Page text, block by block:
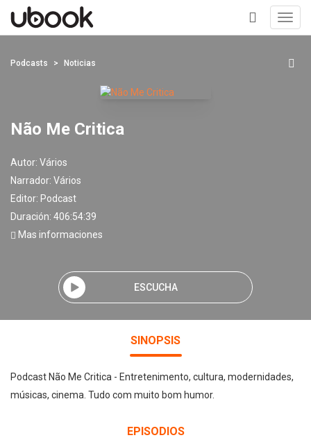
+
Podcasts Noticias
Não Me Critica
Autor: Vários
Narrador: Vários
Editor: Podcast
Duración: 406:54:39
Mas informaciones
ESCUCHA
SINOPSIS
Podcast Não Me Critica - Entretenimento, cultura, modernidades,
músicas, cinema. Tudo com muito bom humor.
EPISODIOS